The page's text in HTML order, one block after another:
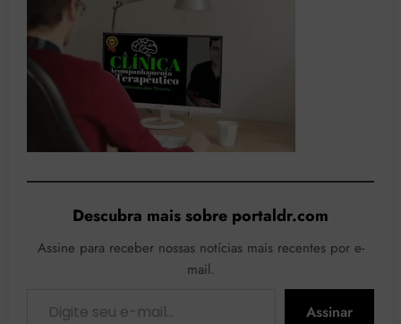
Descubra mais sobre portaldr.com
Assine para receber nossas notícias mais recentes por e-
mail.
Assinar